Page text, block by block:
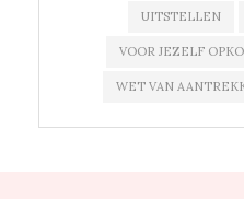
UITSTELLEN
VOOR JEZELF
WET VAN